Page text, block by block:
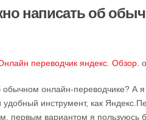
написать об
переводчик яндекс. Обзор.
онлайн-переводчике? А я
инструмент, как
первым вариантом я пользуюсь